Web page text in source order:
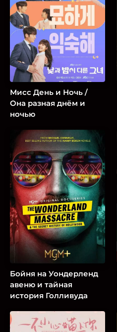
Мисс День и Ночь /
Она разная днём и
ночью
Бойня на Уондерленд
авеню и тайная
история Голливуда